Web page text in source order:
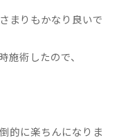
まりもかなり良いで
施術したので、
的に楽ちんになりま